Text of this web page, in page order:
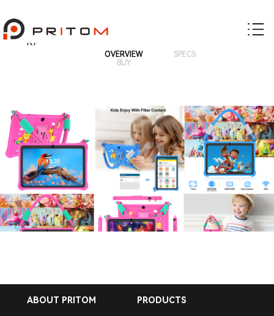
K7
OVERVIEW
SPECS
BUY
ABOUT PRITOM PRODUCTS